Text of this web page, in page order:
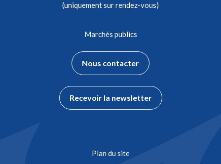
(uniquement sur rendez-vous)
Marchés publics
Nous contacter
Recevoir la newsletter
Plan du site